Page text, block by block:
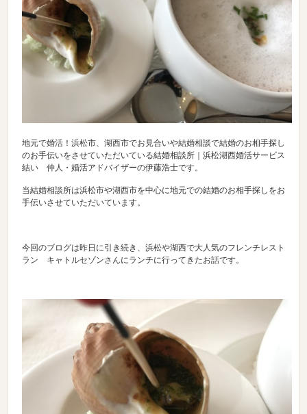
地元で婚活！浜松市、湖西市でお見合いや結婚相談で結婚のお相手探し
のお手伝いをさせていただいている結婚相談所｜浜松湖西婚活サービス
結い 仲人・婚活アドバイザーの伊藤浩士です。
当結婚相談所は浜松市や湖西市を中心に地元での結婚のお相手探しをお
手伝いさせていただいています。
今回のブログは昨日に引き続き、浜松や湖西で大人気のフレンチレスト
ラン キャトルセゾンさんにランチに行ってきたお話です。